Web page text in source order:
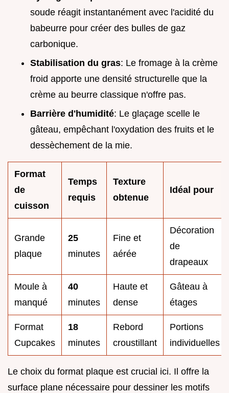
soude réagit instantanément avec l'acidité du
babeurre pour créer des bulles de gaz
carbonique.
Stabilisation du gras: Le fromage à la crème
froid apporte une densité structurelle que la
crème au beurre classique n'offre pas.
Barrière d'humidité: Le glaçage scelle le
gâteau, empêchant l'oxydation des fruits et le
dessèchement de la mie.
Format
de
cuisson
Temps
requis
Texture
obtenue
Idéal pour
Grande
plaque
25
minutes
Fine et
aérée
Décoration
de
drapeaux
Moule à
manqué
40
minutes
Haute et
dense
Gâteau à
étages
Format
Cupcakes
18
minutes
Rebord
croustillant
Portions
individuelles
Le choix du format plaque est crucial ici. Il offre la
surface plane nécessaire pour dessiner les motifs